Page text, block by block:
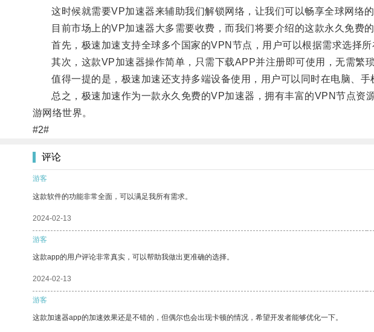
这时候就需要VP加速器来辅助我们解锁网络，让我们可以畅享全球网络的
目前市场上的VP加速器大多需要收费，而我们将要介绍的这款永久免费
首先，极速加速支持全球多个国家的VPN节点，用户可以根据需求选择所
其次，这款VP加速器操作简单，只需下载APP并注册即可使用，无需繁琐
值得一提的是，极速加速还支持多端设备使用，用户可以同时在电脑、手
总之，极速加速作为一款永久免费的VP加速器，拥有丰富的VPN节点资
游网络世界。
#2#
评论
游客
这款软件的功能非常全面，可以满足我所有需求。
2024-02-13
游客
这款app的用户评论非常真实，可以帮助我做出更准确的选择。
2024-02-13
游客
这款加速器app的加速效果还是不错的，但偶尔也会出现卡顿的情况，希望开发者能够优化一下。